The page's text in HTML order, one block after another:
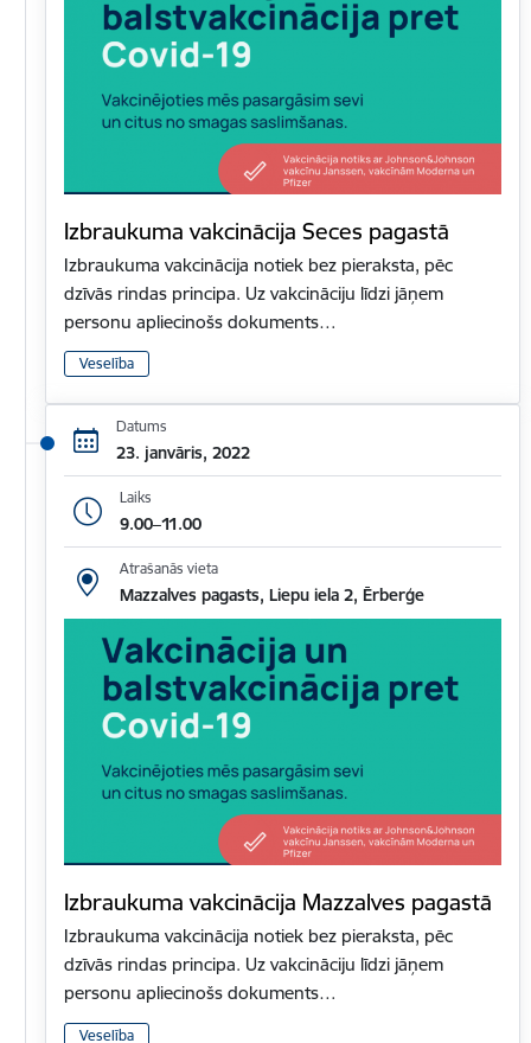
Izbraukuma vakcinācija Seces pagastā
Izbraukuma vakcinācija notiek bez pieraksta, pēc
dzīvās rindas principa. Uz vakcināciju līdzi jāņem
personu apliecinošs dokuments…
Veselība
Datums
23. janvāris, 2022
Laiks
9.00–11.00
Atrašanās vieta
Mazzalves pagasts, Liepu iela 2, Ērberģe
Izbraukuma vakcinācija Mazzalves pagastā
Izbraukuma vakcinācija notiek bez pieraksta, pēc
dzīvās rindas principa. Uz vakcināciju līdzi jāņem
personu apliecinošs dokuments…
Veselība